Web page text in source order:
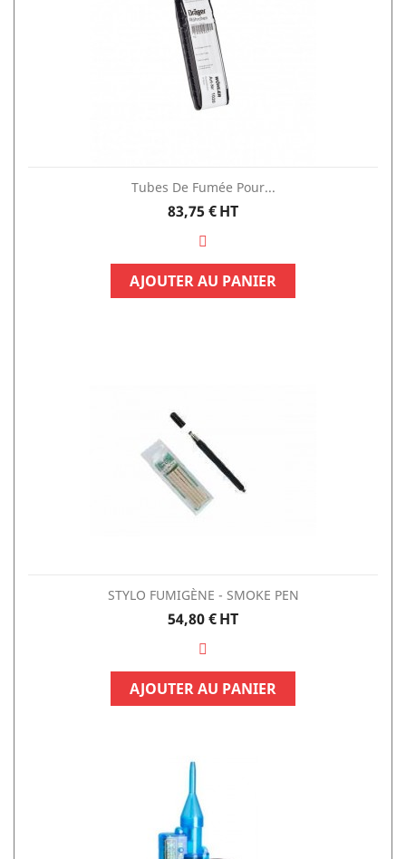
Tubes De Fumée Pour...
Prix
83,75 €HT
AJOUTER AU PANIER
STYLO FUMIGÈNE - SMOKE PEN
Prix
54,80 €HT
AJOUTER AU PANIER